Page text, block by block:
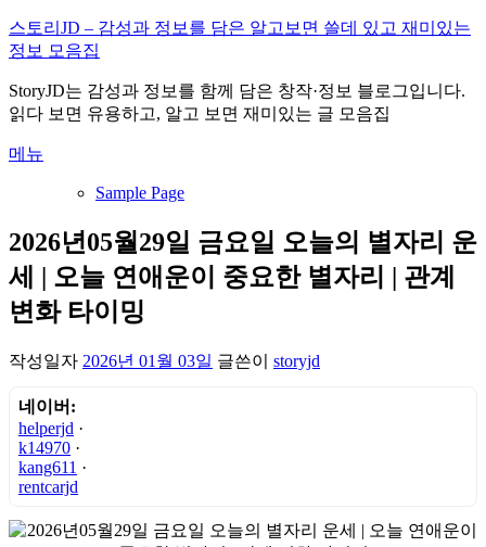
내
용
로
바
가
스토리JD – 감성과 정보를 담은 알고보면 쓸데 있고 재미있는
정보 모음집
StoryJD는 감성과 정보를 함께 담은 창작·정보 블로그입니다.
읽다 보면 유용하고, 알고 보면 재미있는 글 모음집
메뉴
Sample Page
2026년05월29일 금요일 오늘의 별자리 운
세 | 오늘 연애운이 중요한 별자리 | 관계
변화 타이밍
작성일자 2026년 01월 03일 글쓴이 storyjd
네이버:
helperjd ·
k14970 ·
kang611 ·
rentcarjd